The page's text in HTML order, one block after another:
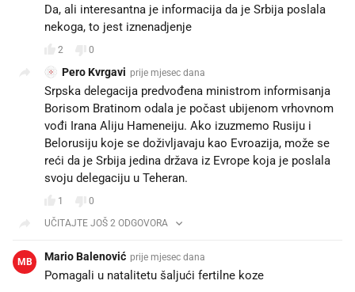
Da, ali interesantna je informacija da je Srbija poslala
nekoga, to jest iznenadjenje
2 0
Pero Kvrgavi prije mjesec dana
Srpska delegacija predvođena ministrom informisanja
Borisom Bratinom odala je počast ubijenom vrhovnom
vođi Irana Aliju Hameneiju. Ako izuzmemo Rusiju i
Belorusiju koje se doživljavaju kao Evroazija, može se
reći da je Srbija jedina država iz Evrope koja je poslala
svoju delegaciju u Teheran.
1
0
UČITAJTE JOŠ 2 ODGOVORA
MB Mario Balenović prije mjesec dana
Pomagali u natalitetu šaljući fertilne koze